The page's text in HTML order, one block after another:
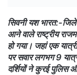
सिवनी यश भारत:-
आने वाले राष्ट्रीय
हो गया। जहां एक
पर सवार लगभग 9
दर्शियों ने कुरई पुलिस